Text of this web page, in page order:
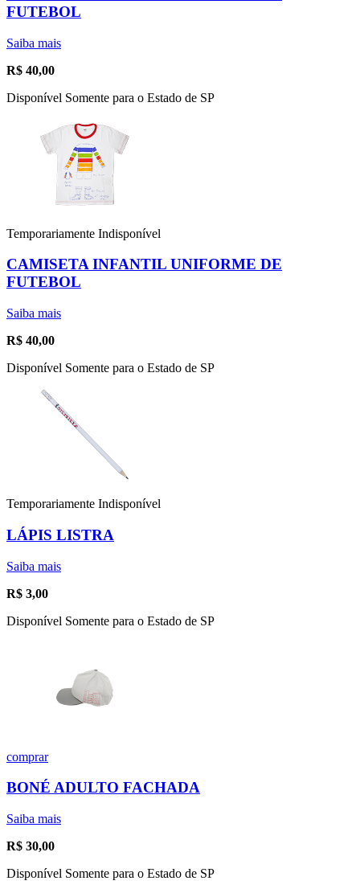
FUTEBOL
Saiba mais
R$ 40,00
Disponível Somente para o Estado de SP
Temporariamente Indisponível
CAMISETA INFANTIL UNIFORME DE
FUTEBOL
Saiba mais
R$ 40,00
Disponível Somente para o Estado de SP
Temporariamente Indisponível
LÁPIS LISTRA
Saiba mais
R$ 3,00
Disponível Somente para o Estado de SP
comprar
BONÉ ADULTO FACHADA
Saiba mais
R$ 30,00
Disponível Somente para o Estado de SP